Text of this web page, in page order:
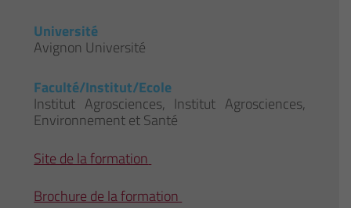
Université
Avignon Université
Faculté/Institut/Ecole
Institut Agrosciences, Institut Agrosciences,
Environnement et Santé
Site de la formation
Brochure de la formation